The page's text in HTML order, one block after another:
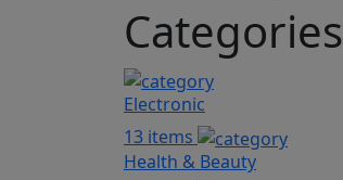
Categories
Electronic
13 items
Health & Beauty